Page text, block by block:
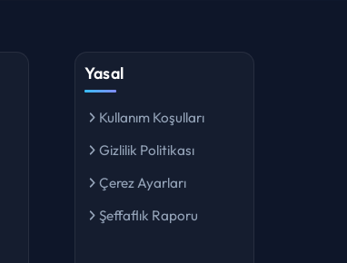
Yasal
Kullanım Koşulları
Gizlilik Politikası
Çerez Ayarları
Şeffaflık Raporu